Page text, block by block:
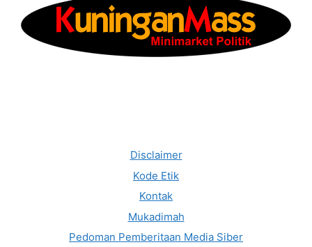
Disclaimer
Kode Etik
Kontak
Mukadimah
Pedoman Pemberitaan Media Siber